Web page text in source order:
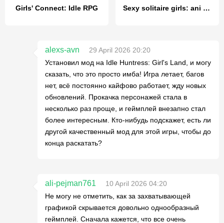
Girls' Connect: Idle RPG Sexy solitaire girls: ani card
alexs-avn
29 April 2026 20:20
Установил мод на Idle Huntress: Girl's Land, и могу
сказать, что это просто имба! Игра летает, багов
нет, всё постоянно кайфово работает, жду новых
обновлений. Прокачка персонажей стала в
несколько раз проще, и геймплей внезапно стал
более интересным. Кто-нибудь подскажет, есть ли
другой качественный мод для этой игры, чтобы до
конца раскатать?
ali-pejman761
10 April 2026 04:20
Не могу не отметить, как за захватывающей
графикой скрывается довольно однообразный
геймплей. Сначала кажется, что все очень